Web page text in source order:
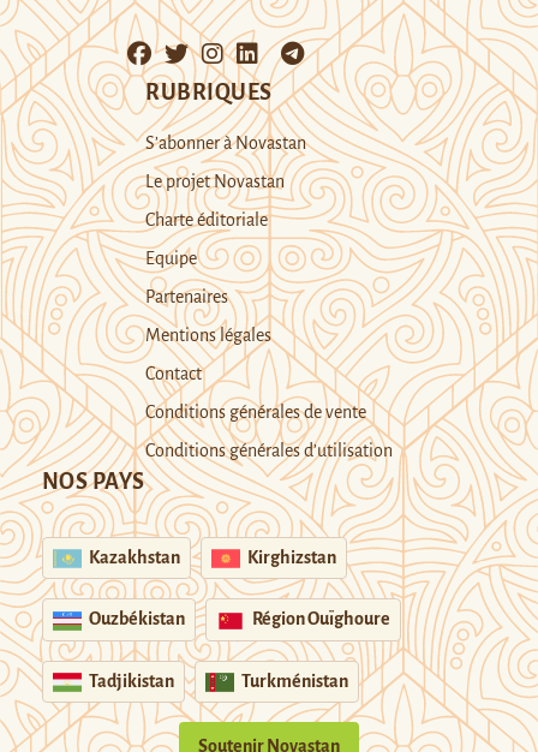
RUBRIQUES
S’abonner à Novastan
Le projet Novastan
Charte éditoriale
Equipe
Partenaires
Mentions légales
Contact
Conditions générales de vente
Conditions générales d’utilisation
NOS PAYS
Kazakhstan Kirghizstan
Ouzbékistan Région Ouïghoure
Tadjikistan Turkménistan
Soutenir Novastan